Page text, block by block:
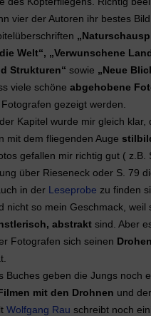
vier der Autoren ihr bestes
Welt“, „Verwunschene
Strukturen“ sowie „Neue
viele schöne abgehobene
gezeigt werden.
Kapitel wurde mir gleich klar,
mit dem fliegenden Auge
gefallen mir richtig gut ( z.B.
über Rieseneck oder S. 79
in der Leseprobe zu finden
nicht so mein Geschmack, weil
abstraktsind. Aber
Fotografen sich seinen
Buches geben die Jungs noch
mit den Drohnen und
Wolfgang Rau schreibt noch